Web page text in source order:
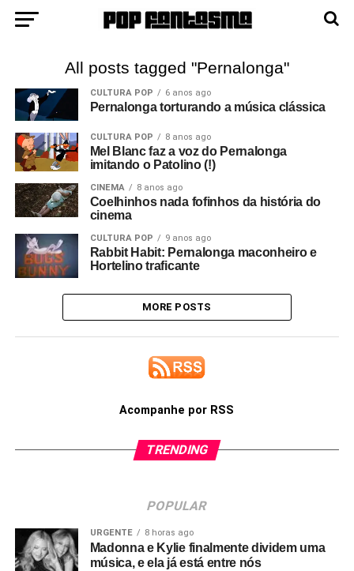
All posts tagged "Pernalonga"
CULTURA POP 6 anos ago
Pernalonga torturando a música clássica
CULTURA POP 8 anos ago
Mel Blanc faz a voz do Pernalonga
imitando o Patolino (!)
CINEMA 8 anos ago
Coelhinhos nada fofinhos da história do
cinema
CULTURA POP 9 anos ago
Rabbit Habit: Pernalonga maconheiro e
Hortelino traficante
MORE POSTS
Acompanhe por RSS
TRENDING
POPULAR
URGENTE 8 horas ago
Madonna e Kylie finalmente dividem uma
música, e ela já está entre nós